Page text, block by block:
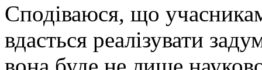
Сподіваюся, що
вдасться реалізувати